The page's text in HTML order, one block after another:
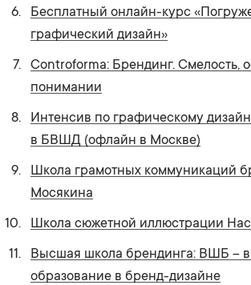
Бесплатный онлайн-курс
графический дизайн»
Controforma: Брендинг. Смелость,
понимании
Интенсив по графическому
в БВШД (офлайн в Москве)
Школа грамотных коммуникаций
Мосякина
Школа сюжетной иллюстрации
Высшая школа брендинга: ВШБ –
образование в бренд-дизайне